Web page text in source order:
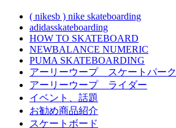
( nikesb ) nike skateboarding
adidasskateboarding
HOW TO SKATEBOARD
NEWBALANCE NUMERIC
PUMA SKATEBOARDING
アーリーウープ スケートパーク
アーリーウープ ライダー
イベント、話題
お勧め商品紹介
スケートボード